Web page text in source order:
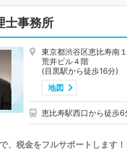
士事務所
東京都渋谷区恵比寿南
荒井ビル４階
(目黒駅から徒歩16分)
地図
恵比寿駅西口から徒歩6
、税金をフルサポートします！